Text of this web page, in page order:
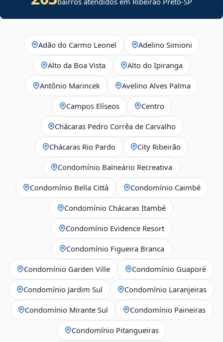
Adão do Carmo Leonel Adelino Simioni
Alto da Boa Vista Alto do Ipiranga
Antônio Marincek Avelino Alves Palma
Campos Elíseos Centro
Chácaras Pedro Corrêa de Carvalho
Chácaras Rio Pardo City Ribeirão
Condomínio Balneário Recreativa
Condomínio Bella Città Condomínio Caimbé
Condomínio Chácaras Itambé
Condomínio Evidence Resort
Condomínio Figueira Branca
Condomínio Garden Ville Condomínio Guaporé
Condomínio Jardim Sul Condomínio Laranjeiras
Condomínio Mirante Sul Condomínio Paineiras
Condomínio Pitangueiras